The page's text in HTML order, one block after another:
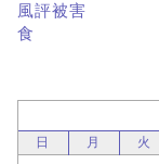
風評被害
食
日
月 火